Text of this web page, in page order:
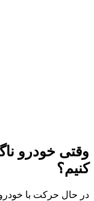
وقتی خودرو
کنیم؟
در حال حرکت با